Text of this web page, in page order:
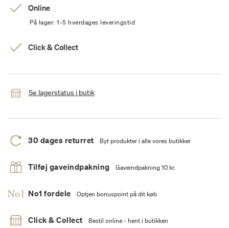
Online
På lager: 1-5 hverdages leveringstid
Click & Collect
Se lagerstatus i butik
30 dages returret Byt produkter i alle vores butikker
Tilføj gaveindpakning Gaveindpakning 10 kr.
No1 fordele Optjen bonuspoint på dit køb
Click & Collect Bestil online - hent i butikken